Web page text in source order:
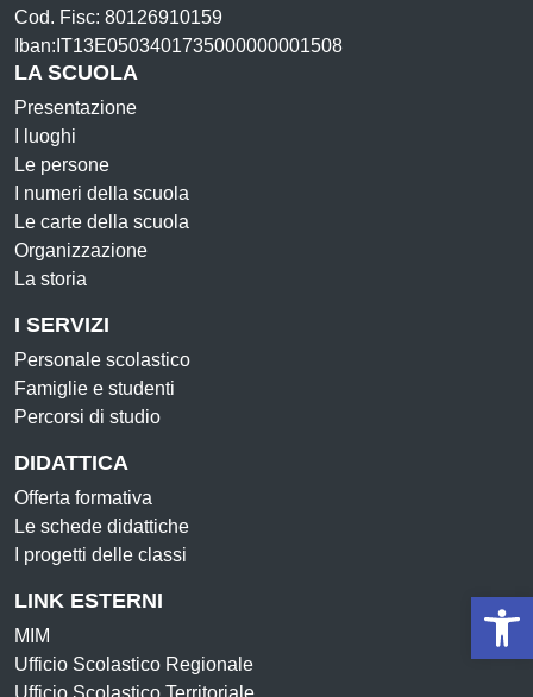
Cod. Fisc: 80126910159
Iban:IT13E0503401735000000001508
LA SCUOLA
Presentazione
I luoghi
Le persone
I numeri della scuola
Le carte della scuola
Organizzazione
La storia
I SERVIZI
Personale scolastico
Famiglie e studenti
Percorsi di studio
DIDATTICA
Offerta formativa
Le schede didattiche
I progetti delle classi
LINK ESTERNI
MIM
Ufficio Scolastico Regionale
Ufficio Scolastico Territoriale